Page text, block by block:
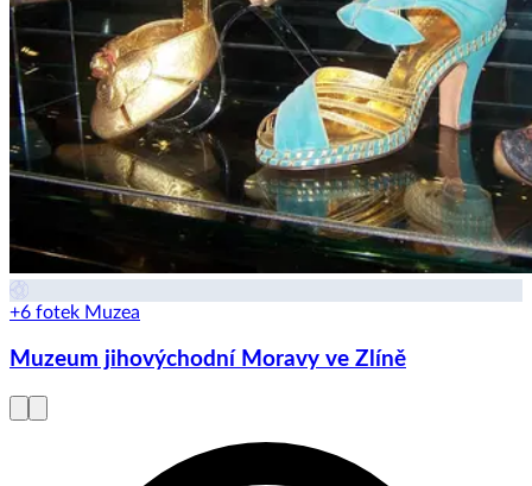
+6 fotek Muzea
Muzeum jihovýchodní Moravy ve Zlíně